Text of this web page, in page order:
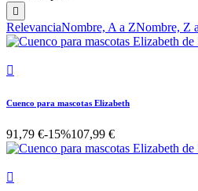

RelevanciaNombre, A a ZNombre, Z

Cuenco para mascotas Elizabeth
91,79 €-15%107,99 €
